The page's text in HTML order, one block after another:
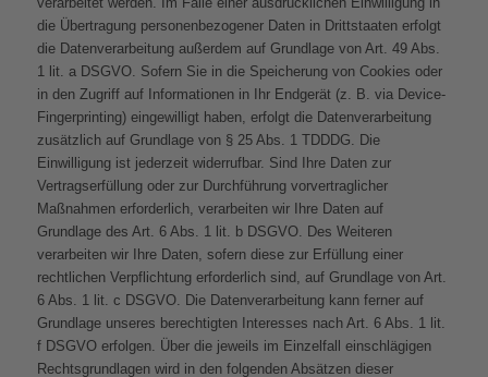
die Übertragung personenbezogener Daten in Drittstaaten erfolgt
die Datenverarbeitung außerdem auf Grundlage von Art. 49 Abs.
1 lit. a DSGVO. Sofern Sie in die Speicherung von Cookies oder
in den Zugriff auf Informationen in Ihr Endgerät (z. B. via Device-
Fingerprinting) eingewilligt haben, erfolgt die Datenverarbeitung
zusätzlich auf Grundlage von § 25 Abs. 1 TDDDG. Die
Einwilligung ist jederzeit widerrufbar. Sind Ihre Daten zur
Vertragserfüllung oder zur Durchführung vorvertraglicher
Maßnahmen erforderlich, verarbeiten wir Ihre Daten auf
Grundlage des Art. 6 Abs. 1 lit. b DSGVO. Des Weiteren
verarbeiten wir Ihre Daten, sofern diese zur Erfüllung einer
rechtlichen Verpflichtung erforderlich sind, auf Grundlage von Art.
6 Abs. 1 lit. c DSGVO. Die Datenverarbeitung kann ferner auf
Grundlage unseres berechtigten Interesses nach Art. 6 Abs. 1 lit.
f DSGVO erfolgen. Über die jeweils im Einzelfall einschlägigen
Rechtsgrundlagen wird in den folgenden Absätzen dieser